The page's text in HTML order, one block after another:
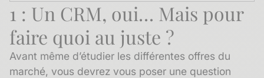
1 : Un CRM, oui… Mais pour
faire quoi au juste ?
Avant même d’étudier les différentes offres du
marché, vous devrez vous poser une question